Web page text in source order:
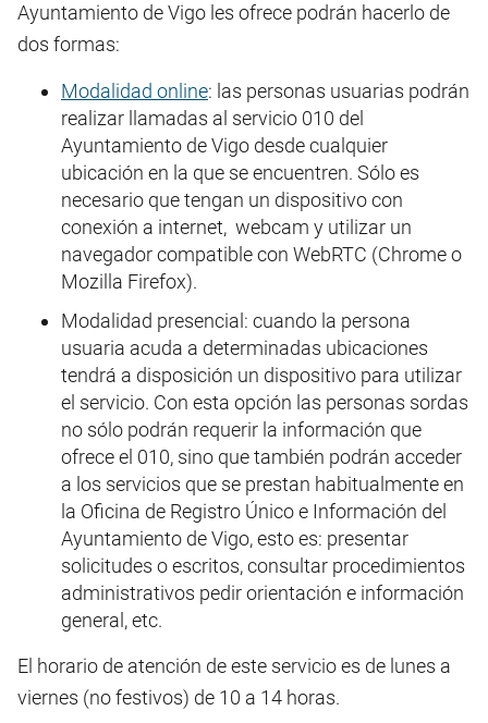
Ayuntamiento de Vigo les ofrece podrán hacerlo de
dos formas:
Modalidad online: las personas usuarias podrán
realizar llamadas al servicio 010 del
Ayuntamiento de Vigo desde cualquier
ubicación en la que se encuentren. Sólo es
necesario que tengan un dispositivo con
conexión a internet, webcam y utilizar un
navegador compatible con WebRTC (Chrome o
Mozilla Firefox).
Modalidad presencial: cuando la persona
usuaria acuda a determinadas ubicaciones
tendrá a disposición un dispositivo para utilizar
el servicio. Con esta opción las personas sordas
no sólo podrán requerir la información que
ofrece el 010, sino que también podrán acceder
a los servicios que se prestan habitualmente en
la Oficina de Registro Único e Información del
Ayuntamiento de Vigo, esto es: presentar
solicitudes o escritos, consultar procedimientos
administrativos pedir orientación e información
general, etc.
El horario de atención de este servicio es de lunes a
viernes (no festivos) de 10 a 14 horas.